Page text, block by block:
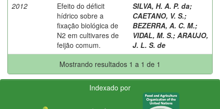
2012
Efeito do déficit
hídrico sobre a
fixação biológica de
N2 em cultivares de
feijão comum.
SILVA, H. A. P. da;
CAETANO, V. S.;
BEZERRA, A. C. M.;
VIDAL, M. S.; ARAUJO,
J. L. S. de
Mostrando resultados 1 a 1 de 1
Indexado por